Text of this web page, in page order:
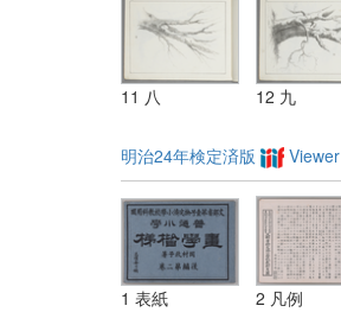
11 八 12 九
明治24年検定済版 Viewer
1 表紙 2 凡例